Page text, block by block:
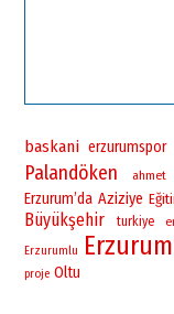
baskani erzurumspor
Palandöken ahmet
Erzurum’da Aziziye
Büyükşehir turkiye
Erzurumlu
proje Oltu